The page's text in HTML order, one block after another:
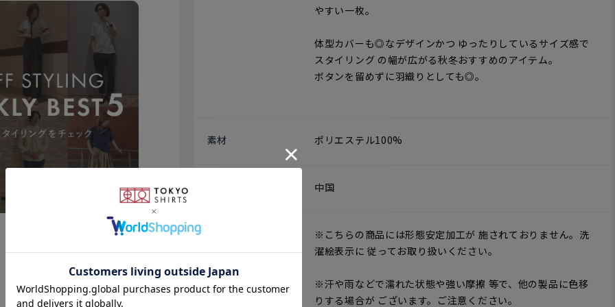
やすい一枚。
体型カバーも◎なデザインかつ ゆったりしているサイズ感で
スタイリング の幅が広がる秋冬おすすめのアイテム。
ボタンを留めずに羽織りとしても◎。
素材 ポリエステル100%
中国
※こちらの商品には形態安定加工が 施されておりません。洗
濯絵表示に 従ってお取り扱いください。
※汗や雨などで濡れた状態や強い摩擦 等で、他の製品に色移
りする場合が ございます。ご注意ください。